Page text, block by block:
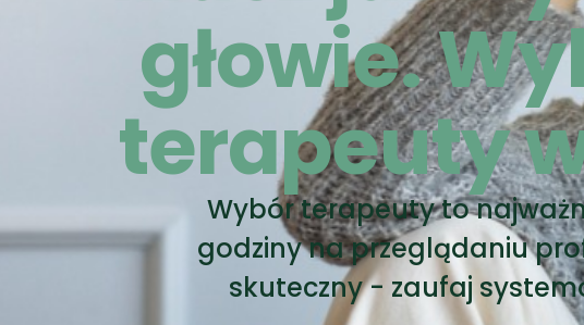
głowie.
terapeuty
Wybór terapeuty to
godziny na przeglądaniu
skuteczny - zaufaj